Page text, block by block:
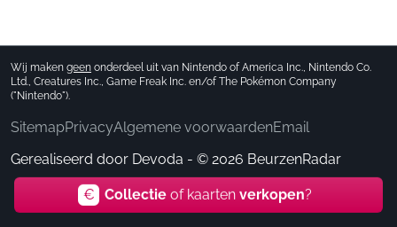
Wij maken geen onderdeel uit van Nintendo of America Inc., Nintendo Co.
Ltd., Creatures Inc., Game Freak Inc. en/of The Pokémon Company
("Nintendo").
SitemapPrivacyAlgemene voorwaardenEmail
Gerealiseerd door Devoda - © 2026 BeurzenRadar
€ Collectie of kaarten verkopen?